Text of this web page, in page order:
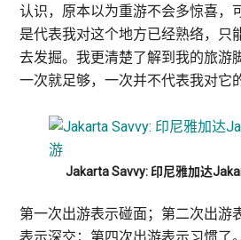
认识，原本以为重游不会多惊喜，
是代表我对这个地方已经熟络，只
去发掘。我更清楚了解到我的旅游
一次就足够，一次并不代表我对它
Jakarta Savvy: 印尼雅加达
第一次出游表示碰面；第二次出游